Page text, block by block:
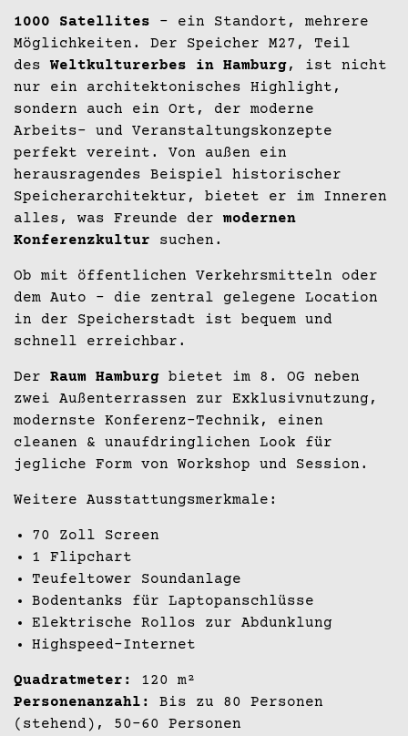
1000 Satellites - ein Standort, mehrere
Möglichkeiten. Der Speicher M27, Teil
des
Weltkulturerbes in Hamburg, ist nicht
nur ein architektonisches Highlight,
sondern auch ein Ort, der moderne
Arbeits- und Veranstaltungskonzepte
perfekt vereint. Von außen ein
herausragendes Beispiel historischer
Speicherarchitektur, bietet er im Inneren
alles, was Freunde der
modernen
Konferenzkultur suchen.
Ob mit öffentlichen Verkehrsmitteln oder
dem Auto – die zentral gelegene Location
in der Speicherstadt ist bequem und
schnell erreichbar.
Der Raum Hamburg bietet im 8. OG neben
zwei Außenterrassen zur Exklusivnutzung,
modernste Konferenz-Technik, einen
cleanen & unaufdringlichen Look für
jegliche Form von Workshop und Session.
Weitere Ausstattungsmerkmale:
70 Zoll Screen
1 Flipchart
Teufeltower Soundanlage
Bodentanks für Laptopanschlüsse
Elektrische Rollos zur Abdunklung
Highspeed-Internet
Quadratmeter:
120 m²
Personenanzahl:
Bis zu 80 Personen
(stehend), 50-60 Personen